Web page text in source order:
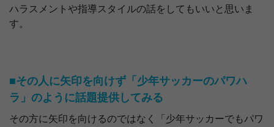
ハラスメントや指導スタイルの話をしてもいいと思いま
す。
■その人に矢印を向けず「少年サッカーのパワハ
ラ」のように話題提供してみる
その方に矢印を向けるのではなく「少年サッカーでもパワ